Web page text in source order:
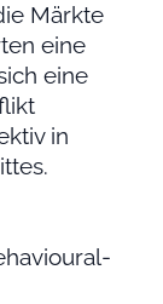
Märkte
eine
eine
in